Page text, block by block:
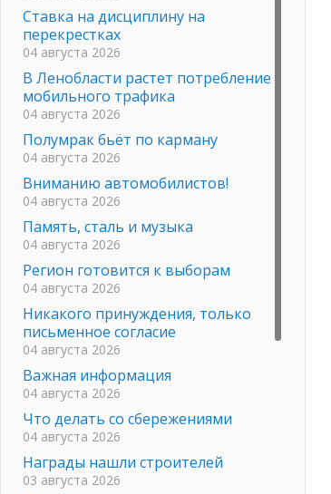
Ставка на дисциплину на
перекрестках
04 августа 2026
В Ленобласти растет потребление
мобильного трафика
04 августа 2026
Полумрак бьёт по карману
04 августа 2026
Вниманию автомобилистов!
04 августа 2026
Память, сталь и музыка
04 августа 2026
Регион готовится к выборам
04 августа 2026
Никакого принуждения, только
письменное согласие
04 августа 2026
Важная информация
04 августа 2026
Что делать со сбережениями
04 августа 2026
Награды нашли строителей
03 августа 2026